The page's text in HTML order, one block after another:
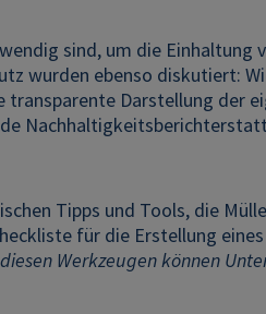
sind, um die
wurden ebenso diskutiert:
transparente Darstellung der
Tipps und Tools, die
für die Erstellung
Werkzeugen können